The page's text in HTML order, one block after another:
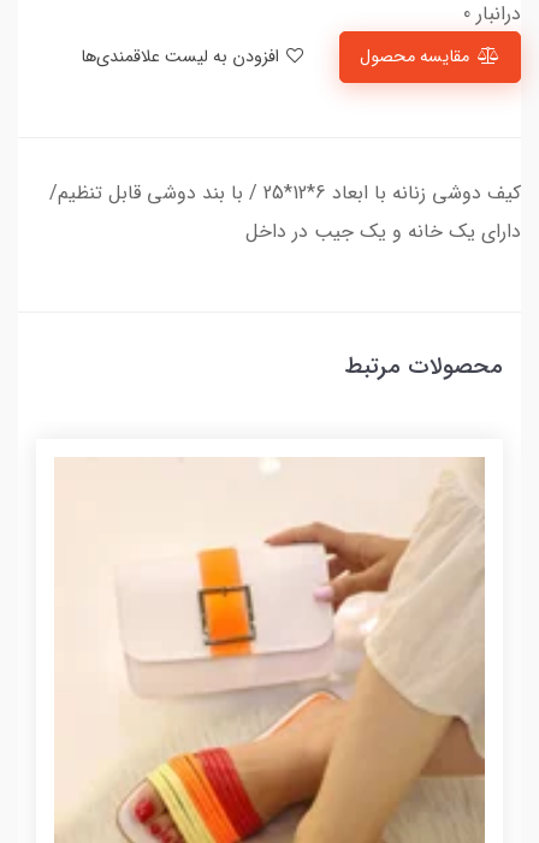
درانبار 0
مقایسه محصول
کیف دوشی زنانه با ابعاد 6*12*25 / با بند دوشی قابل تنظیم/
دارای یک خانه و یک جیب در داخل
محصولات مرتبط